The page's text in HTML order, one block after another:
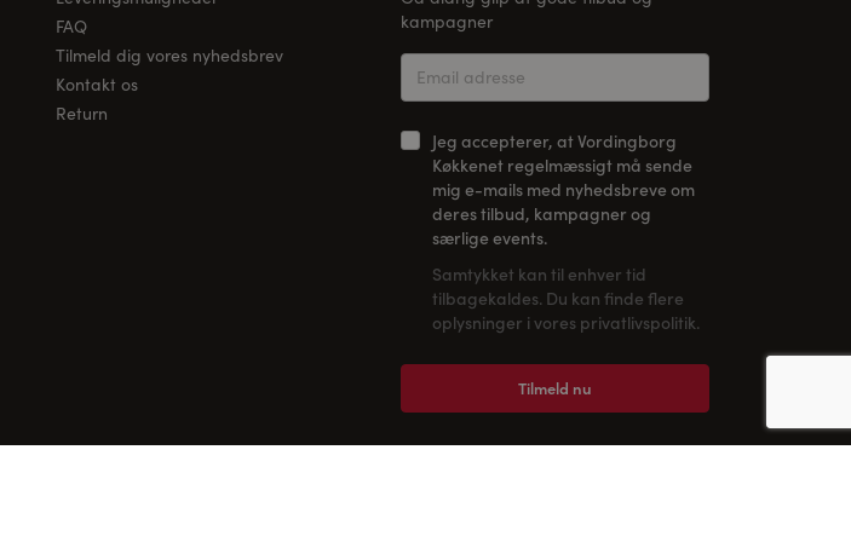
FAQ
Tilmeld dig vores nyhedsbrev
Kontakt os
Return
kampagner
Jeg accepterer, at Vordingborg
Køkkenet regelmæssigt må sende
mig e-mails med nyhedsbreve om
deres tilbud, kampagner og
særlige events.
Samtykket kan til enhver tid
tilbagekaldes. Du kan finde flere
oplysninger i vores privatlivspolitik.
Tilmeld nu